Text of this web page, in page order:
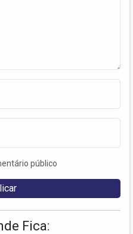
público
Fica: